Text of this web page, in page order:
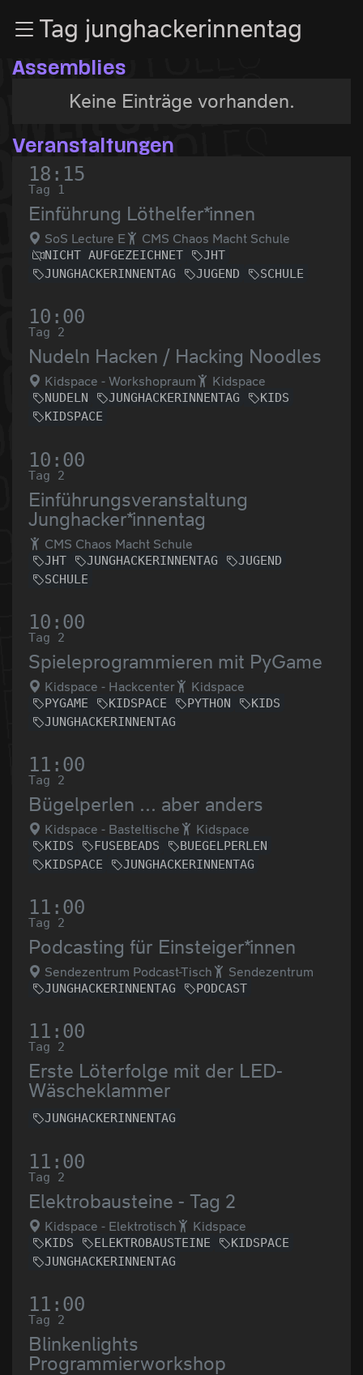
Zum InhaltTag junghackerinnentag
Assemblies
Keine Einträge vorhanden.
Veranstaltungen
18:15
Tag 1
Einführung Löthelfer*innen
SoS Lecture E CMS Chaos Macht Schule
NICHT AUFGEZEICHNET
JHT
JUNGHACKERINNENTAG
JUGEND SCHULE
10:00
Tag 2
Nudeln Hacken / Hacking Noodles
Kidspace - Workshopraum Kidspace
NUDELN JUNGHACKERINNENTAG
KIDS
KIDSPACE
10:00
Tag 2
Einführungsveranstaltung
Junghacker*innentag
CMS Chaos Macht Schule
JHT JUNGHACKERINNENTAG
JUGEND
SCHULE
10:00
Tag 2
Spieleprogrammieren mit PyGame
Kidspace - Hackcenter Kidspace
PYGAME KIDSPACE PYTHON
KIDS
JUNGHACKERINNENTAG
11:00
Tag 2
Bügelperlen ... aber anders
Kidspace - Basteltische Kidspace
KIDS FUSEBEADS
BUEGELPERLEN
KIDSPACE
JUNGHACKERINNENTAG
11:00
Tag 2
Podcasting für Einsteiger*innen
Sendezentrum Podcast-Tisch Sendezentrum
JUNGHACKERINNENTAG PODCAST
11:00
Tag 2
Erste Löterfolge mit der LED-
Wäscheklammer
JUNGHACKERINNENTAG
11:00
Tag 2
Elektrobausteine - Tag 2
Kidspace - Elektrotisch Kidspace
KIDS ELEKTROBAUSTEINE
KIDSPACE
JUNGHACKERINNENTAG
11:00
Tag 2
Blinkenlights
Programmierworkshop